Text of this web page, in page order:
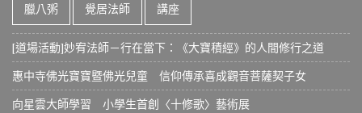
臘八粥 覺居法師 講座
[道場活動]妙宥法師－行在當下：《大寶積經》的人間修行之道
惠中寺佛光寶寶暨佛光兒童 信仰傳承喜成觀音菩薩契子女
向星雲大師學習 小學生首創〈十修歌〉藝術展